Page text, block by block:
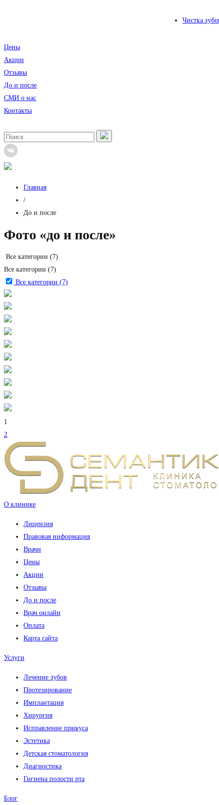
Чистка
Цены
Акции
Отзывы
До и после
CМИ о нас
Контакты
Главная
/
До и после
Фото «до и после»
Все категории (7)
Все категории (7)
Все категории (7)
1
2
О клинике
Лицензия
Правовая информация
Врачи
Цены
Акции
Отзывы
До и после
Врач онлайн
Оплата
Карта сайта
Услуги
Лечение зубов
Протезирование
Имплантация
Хирургия
Исправление прикуса
Эстетика
Детская стоматология
Диагностика
Гигиена полости рта
Блог